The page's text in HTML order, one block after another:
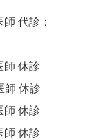
代診：
休診
師 休診
休診
休診